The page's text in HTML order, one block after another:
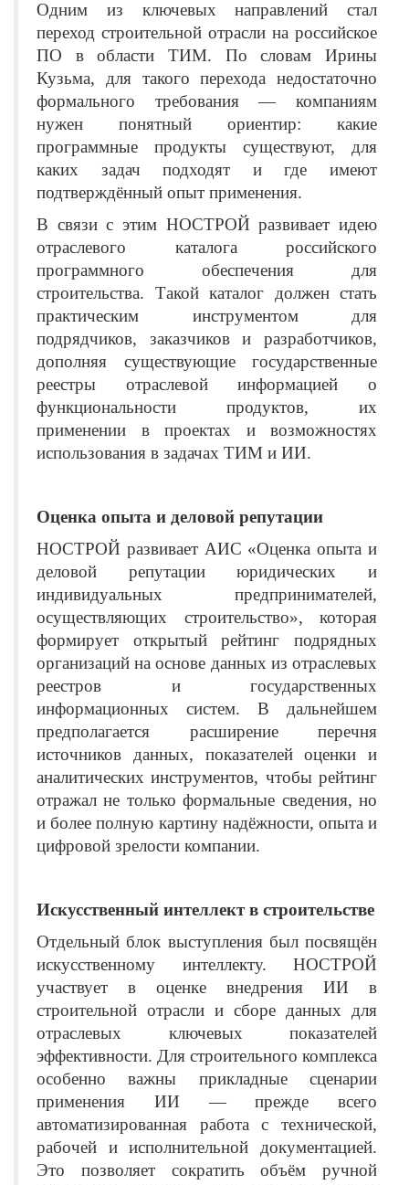
Одним из ключевых направлений стал
переход строительной отрасли на российское
ПО в области ТИМ. По словам Ирины
Кузьма, для такого перехода недостаточно
формального требования — компаниям
нужен понятный ориентир: какие
программные продукты существуют, для
каких задач подходят и где имеют
подтверждённый опыт применения.
В связи с этим НОСТРОЙ развивает идею
отраслевого каталога российского
программного обеспечения для
строительства. Такой каталог должен стать
практическим инструментом для
подрядчиков, заказчиков и разработчиков,
дополняя существующие государственные
реестры отраслевой информацией о
функциональности продуктов, их
применении в проектах и возможностях
использования в задачах ТИМ и ИИ.
Оценка опыта и деловой репутации
НОСТРОЙ развивает АИС «Оценка опыта и
деловой репутации юридических и
индивидуальных предпринимателей,
осуществляющих строительство», которая
формирует открытый рейтинг подрядных
организаций на основе данных из отраслевых
реестров и государственных
информационных систем. В дальнейшем
предполагается расширение перечня
источников данных, показателей оценки и
аналитических инструментов, чтобы рейтинг
отражал не только формальные сведения, но
и более полную картину надёжности, опыта и
цифровой зрелости компании.
Искусственный интеллект в строительстве
Отдельный блок выступления был посвящён
искусственному интеллекту. НОСТРОЙ
участвует в оценке внедрения ИИ в
строительной отрасли и сборе данных для
отраслевых ключевых показателей
эффективности. Для строительного комплекса
особенно важны прикладные сценарии
применения ИИ — прежде всего
автоматизированная работа с технической,
рабочей и исполнительной документацией.
Это позволяет сократить объём ручной